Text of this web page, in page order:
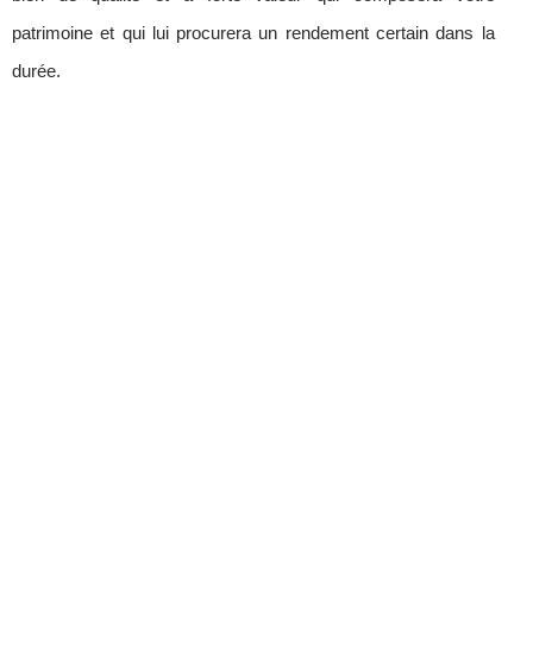
patrimoine et qui lui procurera un rendement certain dans la
durée.